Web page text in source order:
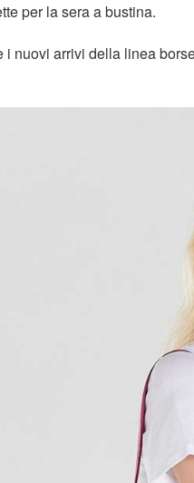
per la sera a bustina.
nuovi arrivi della linea